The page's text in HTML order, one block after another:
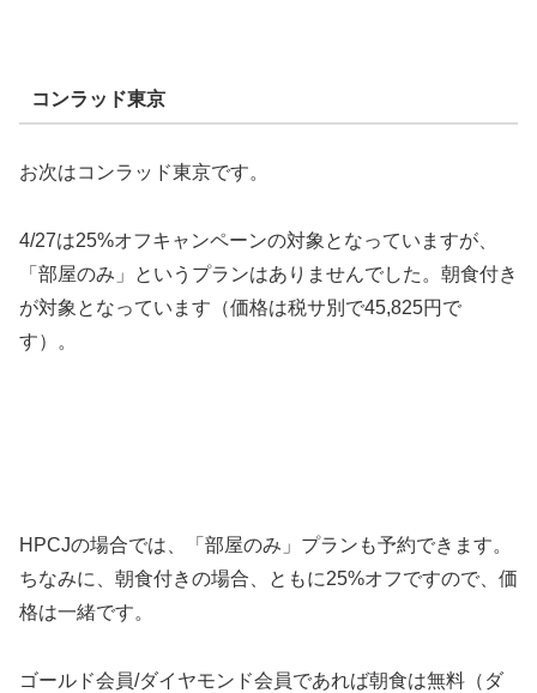
コンラッド東京
お次はコンラッド東京です。
4/27は25%オフキャンペーンの対象となっていますが、
「部屋のみ」というプランはありませんでした。朝食付き
が対象となっています（価格は税サ別で45,825円で
す）。
HPCJの場合では、「部屋のみ」プランも予約できます。
ちなみに、朝食付きの場合、ともに25%オフですので、価
格は一緒です。
ゴールド会員/ダイヤモンド会員であれば朝食は無料（ダ